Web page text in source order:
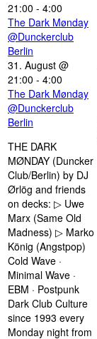
21:00 - 4:00
The Dark Mønday
@Dunckerclub
Berlin
31. August @
21:00 - 4:00
The Dark Mønday
@Dunckerclub
Berlin
THE DARK
MØNDAY (Duncker
Club/Berlin) by DJ
Ørlög and friends
on decks: ▷ Uwe
Marx (Same Old
Madness) ▷ Marko
König (Angstpop)
Cold Wave ·
Minimal Wave ·
EBM · Postpunk
Dark Club Culture
since 1993 every
Monday night from